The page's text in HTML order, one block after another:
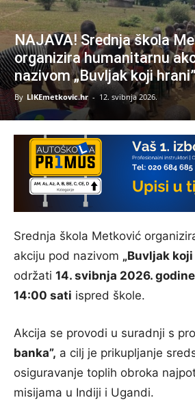
NAJAVA! Srednja škola
organizira humanitarnu
nazivom „Buvljak koji
By LIKEmetkovic.hr - 12. svibnja 2026.
Srednja škola Metković
akciju pod nazivom „Buvljak
održati 14. svibnja 2026.
14:00 sati ispred škole.
Akcija se provodi u suradnji s
banka”, a cilj je prikupljanje
osiguravanje toplih obroka
misijama u Indiji i Ugandi.